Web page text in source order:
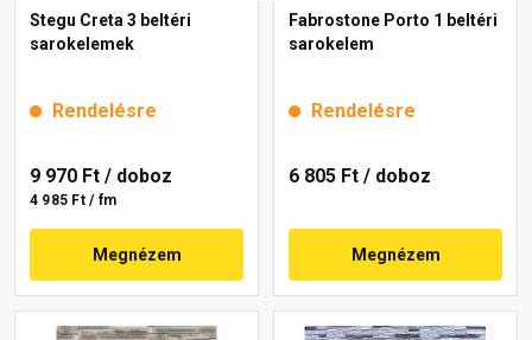
Stegu Creta 3 beltéri
sarokelemek
Rendelésre
9 970 Ft / doboz
4 985 Ft / fm
Megnézem
Fabrostone Porto 1 beltéri
sarokelem
Rendelésre
6 805 Ft / doboz
Megnézem